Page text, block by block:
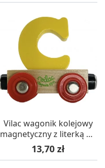
Vilac wagonik kolejowy
magnetyczny z literką C -
różne kolory
Cena
13,70 zł